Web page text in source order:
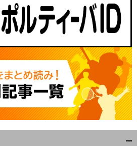
大
黒将志は伝えたい「
偶
然はダメ
。
理屈でやるからゴールを決められる
」